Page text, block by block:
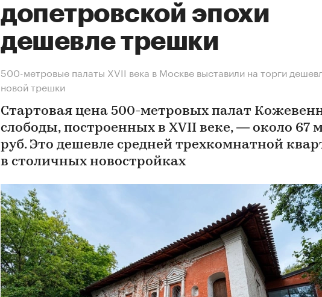
допетровской эпохи
дешевле трешки
500-метровые палаты XVII века в Москве выставили на торги
новой трешки
Стартовая цена 500-метровых палат
слободы, построенных в XVII веке, — около 67
руб. Это дешевле средней трехкомнатной
в столичных новостройках